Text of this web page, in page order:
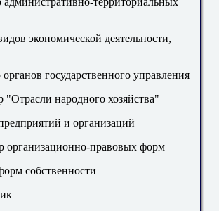
экономической деятельности,
государственного управления
народного хозяйства"
и организаций
правовых форм
собственности